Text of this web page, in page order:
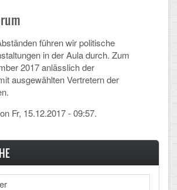
führen wir politische
in der Aula durch. Zum
2017 anlässlich der
ausgewählten Vertretern der
on Fr, 15.12.2017 - 09:57.